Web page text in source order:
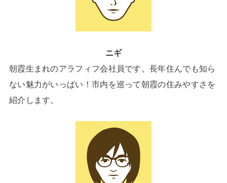
ニギ
朝霞生まれのアラフィフ会社員です。長年住んでも知ら
ない魅力がいっぱい！市内を巡って朝霞の住みやすさを
紹介します。